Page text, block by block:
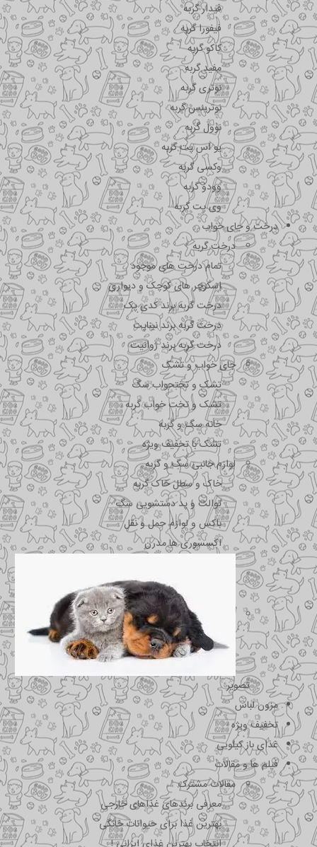
فیدار گربه
فیفورا گربه
کاکو گربه
مفید گربه
نوتری گربه
نوترینس گربه
نوول گربه
یو اس پت گربه
وکسی گربه
وودو گربه
وی پت گربه
درخت و جای خواب
درخت گربه
تمام درخت های موجود
اسکرچر های کوچک و دیواری
درخت گربه برند کدی پک
درخت گربه برند نیناپت
درخت گربه برند ژوانیت
جای خواب و تشک
تشک و تختحواب سگ
تشک و تخت خواب گربه
خانه سگ و گربه
تشک با تخفیف ویژه
لوازم جانبی سگ و گربه
خاک و سطل خاک گربه
توالت و پد دستشویی سگ
باکس و لوازم حمل و نقل
اکسسوری ها مدرن
تصویر
مزون لباس
تخفیف ویژه
غذای باز کیلویی
فیلم ها و مقالات
مقالات مشترک
معرفی برندهای غذاهای خارجی
بهترین غذا برای حیوانات خانگی